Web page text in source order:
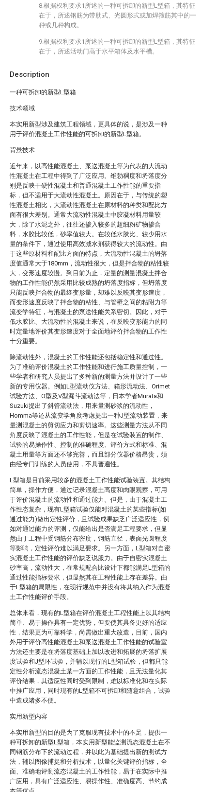
Description
一种可拆卸的新型L型箱
技术领域
本实用新型涉及建筑工程领域，更具体的说，是涉及一种
用于评价混凝土工作性能的可拆卸的新型L型箱。
背景技术
近年来，以高性能混凝土、泵送混凝土等为代表的大流动
性混凝土在工程中得到了广泛应用。维勃稠度和坍落度分
别是反映干硬性混凝土和普通混凝土工作性能的重要指
标，但不适用于大流动性混凝土。原因在于，与传统的塑
性混凝土相比，大流动性混凝土在原材料的种类和配比方
面有很大差别。通常大流动性混凝土中胶凝材料用量较
大，除了水泥之外，往往还掺入较多的超细粉矿物掺合
料，水胶比较低，砂率值较大。在较低水胶比、较少用水
量的条件下，通过使用高效减水剂获得较大的流动性。由
于这些原材料和配比方面的特点，大流动性混凝土的坍落
度值通常大于180mm，流动性很大，但是拌合物的粘性较
大，变形速度较慢。到目前为止，定量的测量混凝土拌合
物的工作性能仍然采用比较成熟的坍落度指标，但坍落度
只能反映拌合物的最终变形量，却难以反映其变形速度，
而变形速度反映了拌合物的粘性、与管壁之间的粘附力等
流变学特征，与混凝土的泵送性能关系密切。因此，对于
低水胶比、大流动性的混凝土来说，在反映变形能力的同
时定量地评价其变形速度对于全面地评价拌合物的工作性
十分重要。
除流动性外，混凝土的工作性能还包括稳定性和通过性。
为了准确评价混凝土的工作性能和进行施工质量控制，一
些学者和研究人员提出了多种新的测量方法并设计了一些
新的专用仪器。例如L型流动仪方法、箱形流动法、Orimet
试验方法、O型及V型漏斗流动法等，日本学者Murata和
Suzuki提出了斜管流动法，用来量测砂浆的流动性，
Homma等还从流变学角度考虑提出一种J型流动装置，来
量测混凝土的剪切应力和剪切速率。这些测量方法从不同
角度反映了混凝土的工作性能，但是在试验装置的制作、
试验的易操作性、控制的准确程度、评价方式和标准、混
凝土用量等方面还不够完善，而且部分仪器价格昂贵，须
由经专门训练的人员使用，不具普遍性。
L型箱是目前采用较多的混凝土工作性能试验装置。其结构
简单，操作方便，通过记录混凝土高度和肉眼观察，可用
于评价混凝土的流动性和通过能力。但是，由于混凝土工
作性态复杂，现有L型箱试验仅能对混凝土的某些指标(如
通过能力)做出定性评价，且试验成果缺乏广泛适应性，例
如对通过能力的评测，仅能给出是否满足工程要求，但显
然由于工程中受钢筋分布密度，钢筋直径，表面光圆程度
等影响，定性评价难以满足要求。另一方面，L型箱对自密
实混凝土工作性能的评价缺乏说服力。由于自密实混凝土
砂率高，流动性大，在常规配合比设计下都能满足L型箱的
通过性能指标要求，但显然其在工程性能上存在差异。由
于L型箱的局限性，在现行规范中并没有将其纳入作为混凝
土工作性能评价手段。
总体来看，现有的L型箱在评价混凝土工程性能上以其结构
简单、易于操作具有一定优势，但要使其具备更好的适应
性，结果更为可靠科学，尚需做出重大改造，目前，国内
外用于评价高性能混凝土和泵送混凝土工作性能的试验室
方法还主要是在坍落度基础上加以改进和拓展的坍落扩展
度试验和J型环试验，并辅以现行的L型箱试验，但都只能
定性分析流态混凝土某一方面的工作性能，且无法量化其
评价结果，其适应性同时受到限制，难以标准化和在实际
中推广应用，同时现有的L型箱不可拆卸和随意组合，试验
中造成诸多不便。
实用新型内容
本实用新型的目的是为了克服现有技术中的不足，提供一
种可拆卸的新型L型箱，本实用新型能监测流态混凝土在不
同钢筋分布下的流动过程，并以此为基础提出新的测试方
法，辅以图像捕捉和分析技术，以量化关键评价指标，全
面、准确地评测流态混凝土的工作性能，易于在实际中推
广应用，具有广泛适应性、易操作性、准确度高、节约成
8.根据权利要求1所述的一种可拆卸的新型L型箱，其特征
在于，所述钢筋为带肋式、光圆形式或加焊箍筋其中的一
种或几种构成。
9.根据权利要求1所述的一种可拆卸的新型L型箱，其特征
在于，所述活动门高于水平箱体及水平槽。